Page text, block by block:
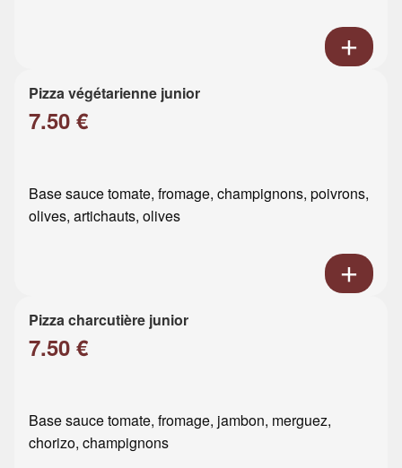
Pizza végétarienne junior
7.50 €
Base sauce tomate, fromage, champignons, poivrons,
olives, artichauts, olives
Pizza charcutière junior
7.50 €
Base sauce tomate, fromage, jambon, merguez,
chorizo, champignons